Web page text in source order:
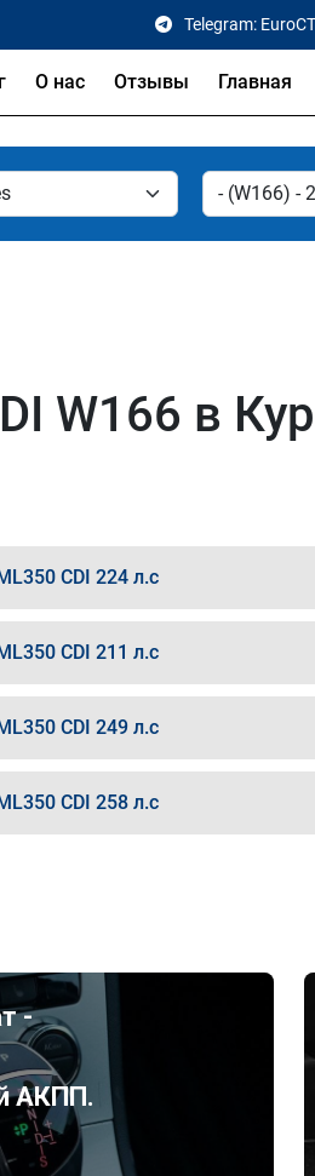
Telegram:
О нас Отзывы Главная
W166 в
CDI 224 л.с
CDI 211 л.с
CDI 249 л.с
CDI 258 л.с
-
АКПП.